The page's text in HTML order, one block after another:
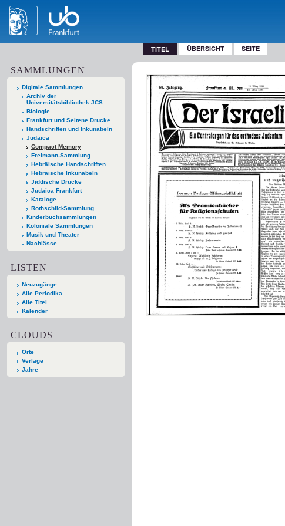
TITEL ÜBERSICHT SEITE
SAMMLUNGEN
Digitale Sammlungen
Archiv der
Universitätsbibliothek JCS
Biologie
Frankfurt und Seltene Drucke
Handschriften und Inkunabeln
Judaica
Compact Memory
Freimann-Sammlung
Hebräische Handschriften
Hebräische Inkunabeln
Jiddische Drucke
Judaica Frankfurt
Kataloge
Rothschild-Sammlung
Kinderbuchsammlungen
Koloniale Sammlungen
Musik und Theater
Nachlässe
LISTEN
Neuzugänge
Alle Periodika
Alle Titel
Kalender
CLOUDS
Orte
Verlage
Jahre